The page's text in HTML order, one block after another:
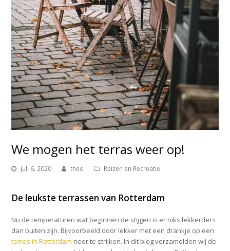
We mogen het terras weer op!
juli 6, 2020 theo Reizen en Recreatie
De leukste terrassen van Rotterdam
Nu de temperaturen wat beginnen de stijgen is er niks lekkerders
dan buiten zijn. Bijvoorbeeld door lekker met een drankje op een
terras in Rotterdam neer te strijken. In dit blog verzamelden wij de